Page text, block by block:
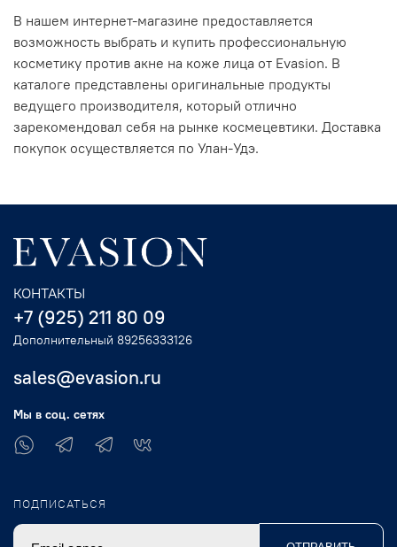
В нашем интернет-магазине предоставляется
возможность выбрать и купить профессиональную
косметику против акне на коже лица от Evasion. В
каталоге представлены оригинальные продукты
ведущего производителя, который отлично
зарекомендовал себя на рынке космецевтики. Доставка
покупок осуществляется по Улан-Удэ.
КОНТАКТЫ
+7 (925) 211 80 09
Дополнительный 89256333126
sales@evasion.ru
Мы в соц. сетях
ПОДПИСАТЬСЯ